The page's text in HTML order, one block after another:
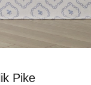
Pike